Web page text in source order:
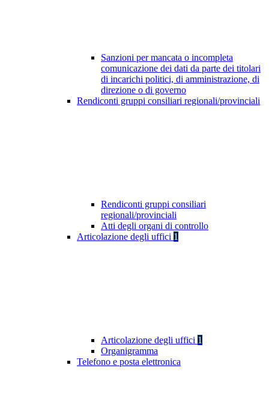
Sanzioni per mancata o incompleta
comunicazione dei dati da parte dei titolari
di incarichi politici, di amministrazione, di
direzione o di governo
Rendiconti gruppi consiliari regionali/provinciali
Rendiconti gruppi consiliari
regionali/provinciali
Atti degli organi di controllo
Articolazione degli uffici 1
Articolazione degli uffici 1
Organigramma
Telefono e posta elettronica